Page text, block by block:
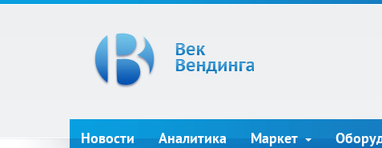
Новости Аналитика Маркет